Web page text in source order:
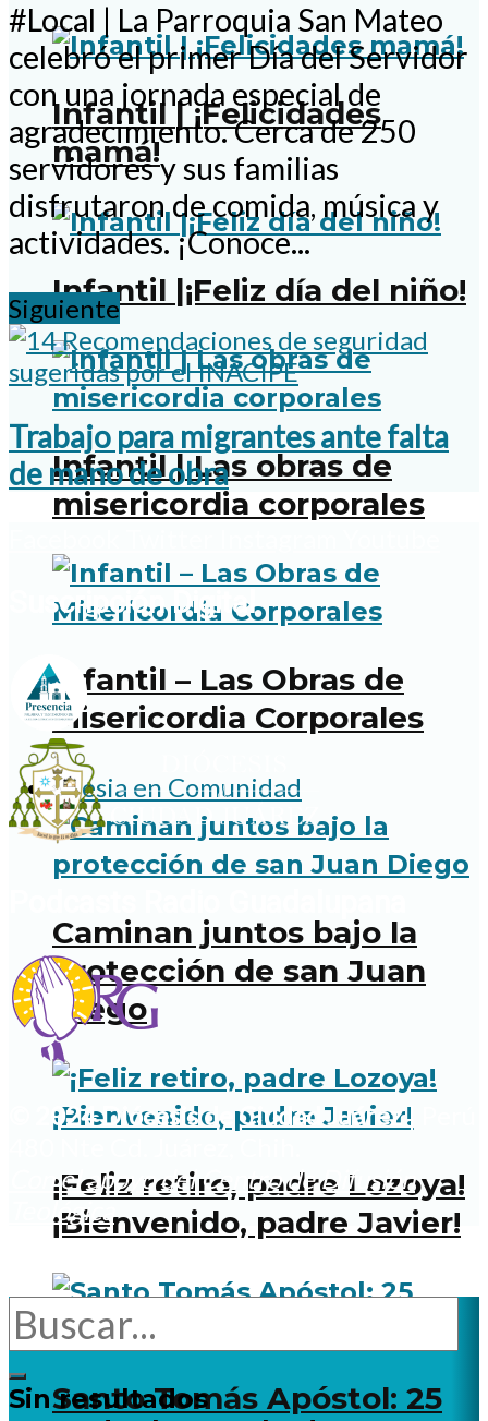
Infantil | ¡Felicidades
mamá!
Infantil |¡Feliz día del niño!
Infantil | Las obras de
misericordia corporales
Infantil – Las Obras de
Misericordia Corporales
Iglesia en Comunidad
Caminan juntos bajo la
protección de san Juan
Diego
¡Feliz retiro, padre Lozoya!
¡Bienvenido, padre Javier!
Santo Tomás Apóstol: 25
#Local | La Parroquia San Mateo
celebró el primer Día del Servidor
con una jornada especial de
agradecimiento. Cerca de 250
servidores y sus familias
disfrutaron de comida, música y
actividades. ¡Conoce...
Siguiente
Trabajo para migrantes ante falta
de mano de obra
Suscripción Digital
© 2024 Diócesis de Ciudad Juárez| Perú
Con el apoyo del Centro de Difusión
Teológica
Sin resultados